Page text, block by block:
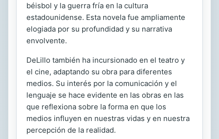
béisbol y la guerra fría en la cultura
estadounidense. Esta novela fue ampliamente
elogiada por su profundidad y su narrativa
envolvente.
DeLillo también ha incursionado en el teatro y
el cine, adaptando su obra para diferentes
medios. Su interés por la comunicación y el
lenguaje se hace evidente en las obras en las
que reflexiona sobre la forma en que los
medios influyen en nuestras vidas y en nuestra
percepción de la realidad.